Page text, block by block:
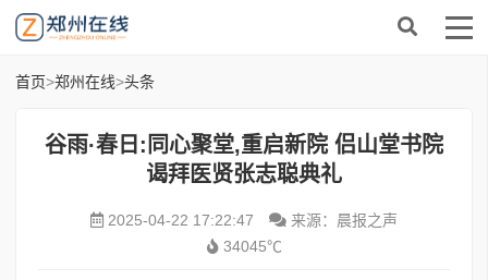
首页>郑州在线>头条
谷雨·春日:同心聚堂,重启新院 侣山堂书院
谒拜医贤张志聪典礼
2025-04-22 17:22:47
来源：晨报之声
34045℃